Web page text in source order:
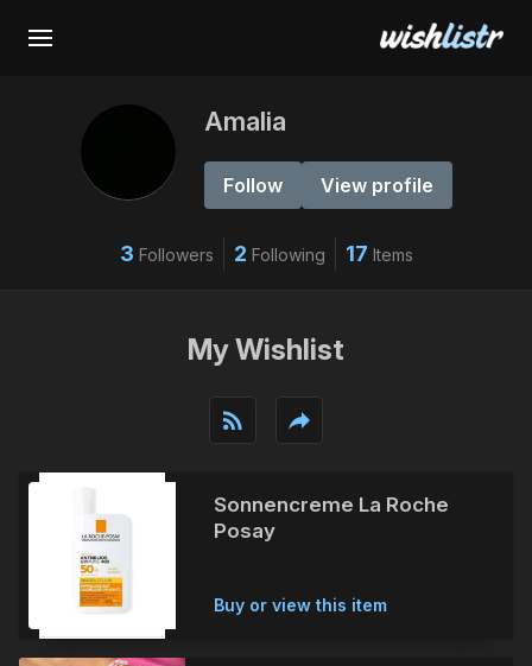
Amalia
Follow View profile
3 Followers 2 Following 17 Items
My Wishlist
rss_feed reply
Sonnencreme La Roche
Posay
Buy or view this item